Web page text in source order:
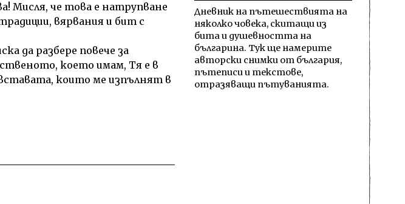
Мисля, че това е натрупване
вярвания и бит с
да разбере повече за
което имам, Тя е в
които ме изпълнят в
Дневник на пътешествията на
няколко човека, скитащи из
бита и душевността на
българина. Тук ще намерите
авторски снимки от българия,
пътеписи и текстове,
отразяващи пътуванията.